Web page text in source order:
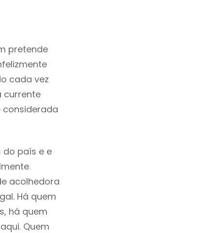
pretende
cada vez
currente
considerada
do país e e
acolhedora
Há quem
há quem
Quem